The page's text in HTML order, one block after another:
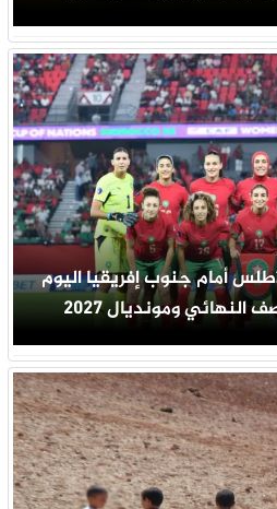
أمام جنوب إفريقيا اليوم
ومونديال 2027